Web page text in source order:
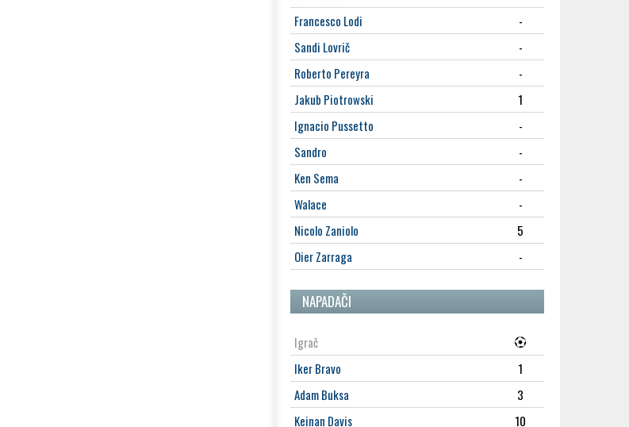
Francesco Lodi
-
Sandi Lovrič
-
Roberto Pereyra
-
Jakub Piotrowski
1
Ignacio Pussetto
-
Sandro
-
Ken Sema
-
Walace
-
Nicolo Zaniolo
5
Oier Zarraga
-
NAPADAČI
Igrač
Iker Bravo
1
Adam Buksa
3
Keinan Davis
10